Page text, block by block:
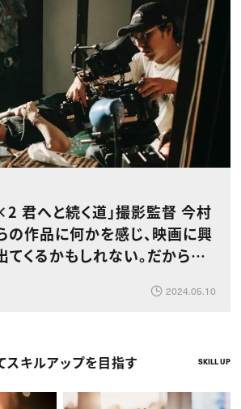
君へと続く道」撮影監督 今村
作品に何かを感じ、映画に興
くるかもしれない。だからこ
2024.05.10
スキルアップを目指す SKILL UP